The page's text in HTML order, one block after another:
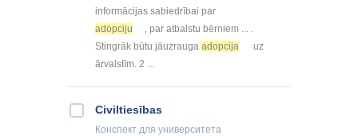
informācijas sabiedrībai par
adopciju
, par atbalstu bērniem ... .
Stingrāk būtu jāuzrauga adopcija
uz
ārvalstīm. 2 ...
Civiltiesības
Конспект для университета